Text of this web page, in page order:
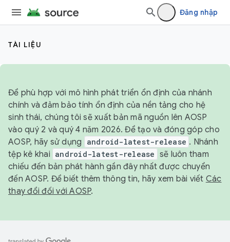
Đăng nhập
TÀI LIỆU
Để phù hợp với mô hình phát triển ổn định của nhánh
chính và đảm bảo tính ổn định của nền tảng cho hệ
sinh thái, chúng tôi sẽ xuất bản mã nguồn lên AOSP
vào quý 2 và quý 4 năm 2026. Để tạo và đóng góp cho
AOSP, hãy sử dụng
android-latest-release . Nhánh
tệp kê khai android-latest-release sẽ luôn tham
chiếu đến bản phát hành gần đây nhất được chuyển
đến AOSP. Để biết thêm thông tin, hãy xem bài viết Các
thay đổi đối với AOSP.